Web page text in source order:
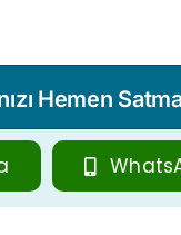
Hemen